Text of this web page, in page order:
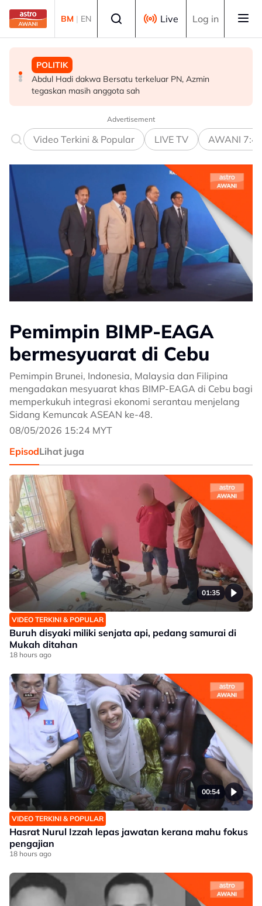
Skip to main content
BM | EN Live Log in
POLITIK
Abdul Hadi dakwa Bersatu terkeluar PN, Azmin
tegaskan masih anggota sah
DUNIA
Victoria arah penternak kurung unggas susulan
peningkatan kes selesema burung H5N1
MALAYSIA
Jenazah Tun Mohamed Eusoff Chin selamat
dikebumikan
Advertisement
Video Terkini & Popular LIVE TV AWANI
Pemimpin BIMP-EAGA
bermesyuarat di Cebu
Pemimpin Brunei, Indonesia, Malaysia dan Filipina
mengadakan mesyuarat khas BIMP-EAGA di Cebu bagi
memperkukuh integrasi ekonomi serantau menjelang
Sidang Kemuncak ASEAN ke-48.
08/05/2026 15:24 MYT
EpisodLihat juga
01:35
VIDEO TERKINI & POPULAR
Buruh disyaki miliki senjata api, pedang samurai di
Mukah ditahan
18 hours ago
00:54
VIDEO TERKINI & POPULAR
Hasrat Nurul Izzah lepas jawatan kerana mahu fokus
pengajian
18 hours ago